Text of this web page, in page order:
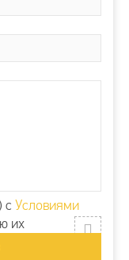
с Условиями
их